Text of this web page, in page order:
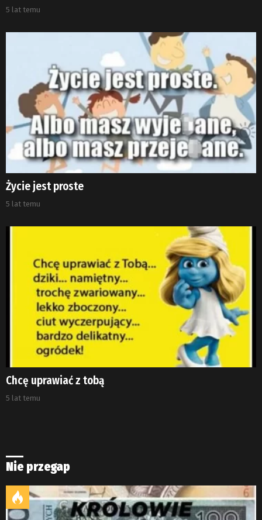
5 lat temu
Życie jest proste
5 lat temu
Chcę uprawiać z tobą
5 lat temu
Nie przegap